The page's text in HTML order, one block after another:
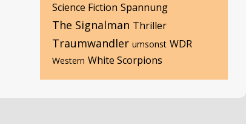
Science Fiction Spannung
The Signalman Thriller
Traumwandler umsonst WDR
Western White Scorpions